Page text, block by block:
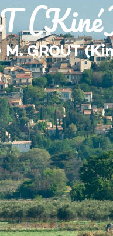
ÉGUILLES
M. GROUT